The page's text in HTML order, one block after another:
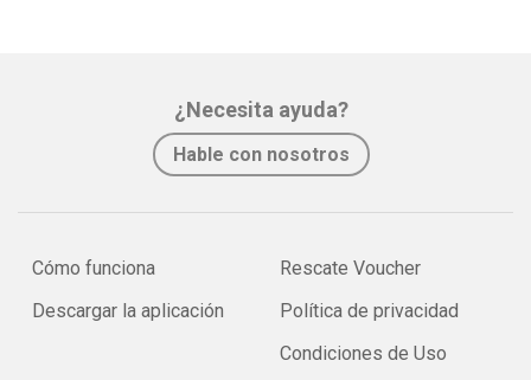
¿Necesita ayuda?
Hable con nosotros
Cómo funciona
Descargar la aplicación
Rescate Voucher
Política de privacidad
Condiciones de Uso